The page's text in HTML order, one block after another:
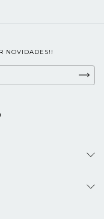
NOVIDADES!!